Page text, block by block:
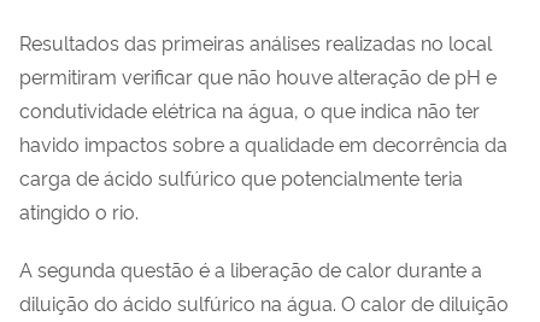
Resultados das primeiras análises realizadas no local
permitiram verificar que não houve alteração de pH e
condutividade elétrica na água, o que indica não ter
havido impactos sobre a qualidade em decorrência da
carga de ácido sulfúrico que potencialmente teria
atingido o rio.
A segunda questão é a liberação de calor durante a
diluição do ácido sulfúrico na água. O calor de diluição